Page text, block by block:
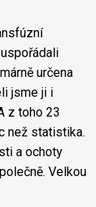
určena
jsme ji i
z toho 23
než statistika.
a ochoty
Velkou